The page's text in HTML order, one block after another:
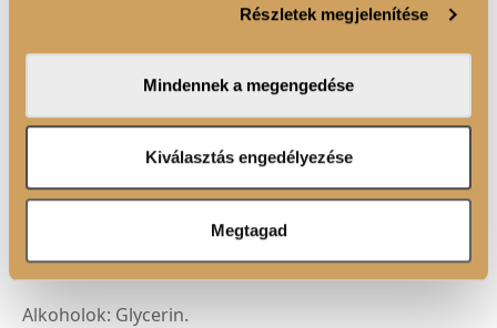
valamint weboldalforgalmunk elemzéséhez. Ezenkívül
adatait, akik kombinálhatják az adatokat más olyan
adatokkal, amelyeket Ön adott meg számukra vagy az
Ön által használt más szolgáltatásokból gyűjtöttek.
Részletek megjelenítése
Mindennek a megengedése
Kiválasztás engedélyezése
Megtagad
Vegán összetevők
FELHASZNÁLÁSI JAVASLAT
ÖSSZETEVŐK
Alkoholok: Glycerin.